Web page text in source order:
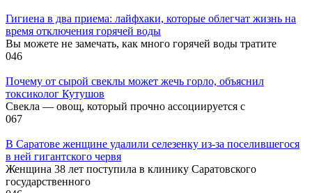
Гигиена в два приема: лайфхаки, которые облегчат жизнь на
время отключения горячей воды
Вы можете не замечать, как много горячей воды тратите
046
Почему от сырой свеклы может жечь горло, объяснил
токсиколог Кутушов
Свекла — овощ, который прочно ассоциируется с
067
В Саратове женщине удалили селезенку из-за поселившегося
в ней гигантского червя
Женщина 38 лет поступила в клинику Саратовского
государственного